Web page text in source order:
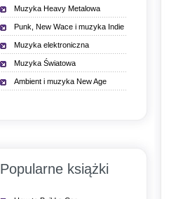
Muzyka Heavy Metalowa
Punk, New Wace i muzyka Indie
Muzyka elektroniczna
Muzyka Światowa
Ambient i muzyka New Age
Popularne książki